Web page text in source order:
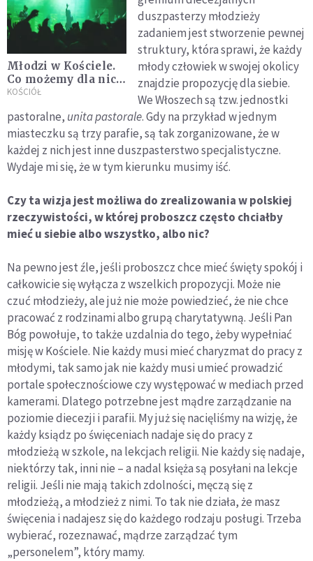
Młodzi w Kościele.
Co możemy dla nich
zrobić?
KOŚCIÓŁ
duszpasterzy młodzieży
zadaniem jest stworzenie pewnej
struktury, która sprawi, że każdy
młody człowiek w swojej okolicy
znajdzie propozycję dla siebie.
We Włoszech są tzw. jednostki
pastoralne, unita pastorale. Gdy na przykład w jednym
miasteczku są trzy parafie, są tak zorganizowane, że w
każdej z nich jest inne duszpasterstwo specjalistyczne.
Wydaje mi się, że w tym kierunku musimy iść.
Czy ta wizja jest możliwa do zrealizowania w polskiej
rzeczywistości, w której proboszcz często chciałby
mieć u siebie albo wszystko, albo nic?
Na pewno jest źle, jeśli proboszcz chce mieć święty spokój i
całkowicie się wyłącza z wszelkich propozycji. Może nie
czuć młodzieży, ale już nie może powiedzieć, że nie chce
pracować z rodzinami albo grupą charytatywną. Jeśli Pan
Bóg powołuje, to także uzdalnia do tego, żeby wypełniać
misję w Kościele. Nie każdy musi mieć charyzmat do pracy z
młodymi, tak samo jak nie każdy musi umieć prowadzić
portale społecznościowe czy występować w mediach przed
kamerami. Dlatego potrzebne jest mądre zarządzanie na
poziomie diecezji i parafii. My już się nacięliśmy na wizję, że
każdy ksiądz po święceniach nadaje się do pracy z
młodzieżą w szkole, na lekcjach religii. Nie każdy się nadaje,
niektórzy tak, inni nie – a nadal księża są posyłani na lekcje
religii. Jeśli nie mają takich zdolności, męczą się z
młodzieżą, a młodzież z nimi. To tak nie działa, że masz
święcenia i nadajesz się do każdego rodzaju posługi. Trzeba
wybierać, rozeznawać, mądrze zarządzać tym
„personelem”, który mamy.